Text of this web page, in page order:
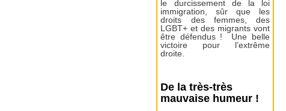
le durcissement de la loi
immigration, sûr que les
droits des femmes, des
LGBT+ et des migrants vont
être défendus ! Une belle
victoire pour l’extrême
droite.
De la très-très
mauvaise humeur !